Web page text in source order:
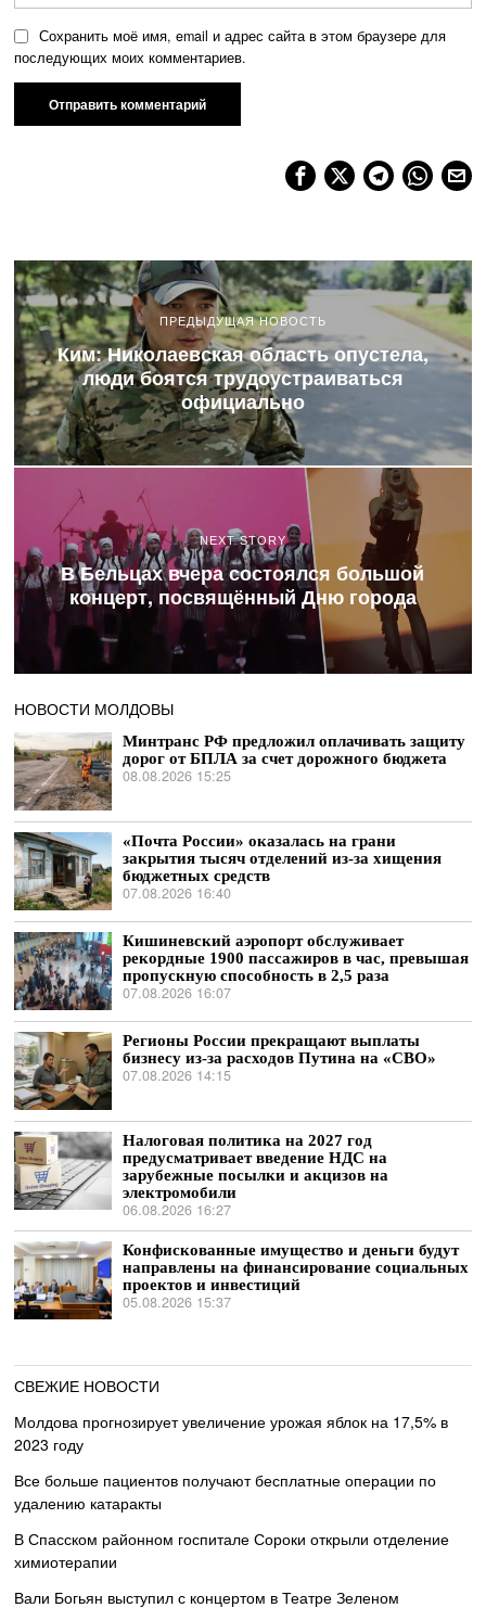
Сохранить моё имя, email и адрес сайта в этом браузере для
последующих моих комментариев.
ПРЕДЫДУЩАЯ НОВОСТЬ
Ким: Николаевская область опустела,
люди боятся трудоустраиваться
официально
NEXT STORY
В Бельцах вчера состоялся большой
концерт, посвящённый Дню города
НОВОСТИ МОЛДОВЫ
Минтранс РФ предложил оплачивать защиту
дорог от БПЛА за счет дорожного бюджета
08.08.2026 15:25
«Почта России» оказалась на грани
закрытия тысяч отделений из-за хищения
бюджетных средств
07.08.2026 16:40
Кишиневский аэропорт обслуживает
рекордные 1900 пассажиров в час, превышая
пропускную способность в 2,5 раза
07.08.2026 16:07
Регионы России прекращают выплаты
бизнесу из-за расходов Путина на «СВО»
07.08.2026 14:15
Налоговая политика на 2027 год
предусматривает введение НДС на
зарубежные посылки и акцизов на
электромобили
06.08.2026 16:27
Конфискованные имущество и деньги будут
направлены на финансирование социальных
проектов и инвестиций
05.08.2026 15:37
СВЕЖИЕ НОВОСТИ
Молдова прогнозирует увеличение урожая яблок на 17,5% в
2023 году
Все больше пациентов получают бесплатные операции по
удалению катаракты
В Спасском районном госпитале Сороки открыли отделение
химиотерапии
Вали Богьян выступил с концертом в Театре Зеленом